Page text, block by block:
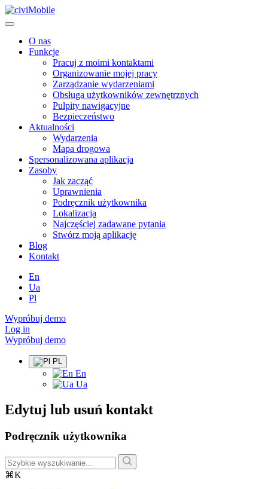
O nas
Funkcje
Pracuj z moimi kontaktami
Organizowanie mojej pracy
Zarządzanie wydarzeniami
Obsługa użytkowników zewnętrznych
Pulpity nawigacyjne
Bezpieczeństwo
Aktualności
Wydarzenia
Mapa drogowa
Spersonalizowana aplikacja
Zasoby
Jak zacząć
Uprawnienia
Podręcznik użytkownika
Lokalizacja
Najczęściej zadawane pytania
Stwórz moją aplikację
Blog
Kontakt
En
Ua
Pl
Wypróbuj demo
Log in
Wypróbuj demo
PL
En
Ua
Edytuj lub usuń kontakt
Podręcznik użytkownika
⌘K